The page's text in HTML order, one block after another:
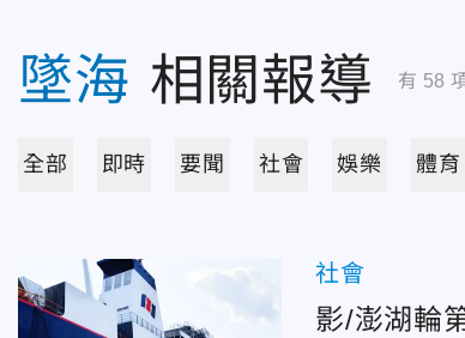
墜海 相關報導 有 58
全部 即時 要聞 社會 娛樂 體育
社會
影/澎湖輪